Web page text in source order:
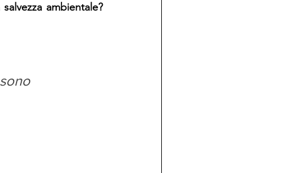
ambientale?